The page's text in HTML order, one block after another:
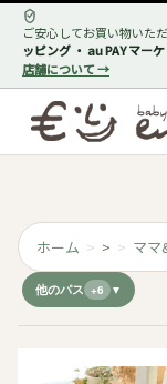
ご安心してお買い物いた
ッピング ・ au PAY マー
店舗について →
ホーム > ママ
他のパス +6